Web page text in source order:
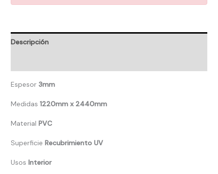
Descripción
Espesor 3mm
Medidas 1220mm x 2440mm
Material PVC
Superficie Recubrimiento UV
Usos Interior